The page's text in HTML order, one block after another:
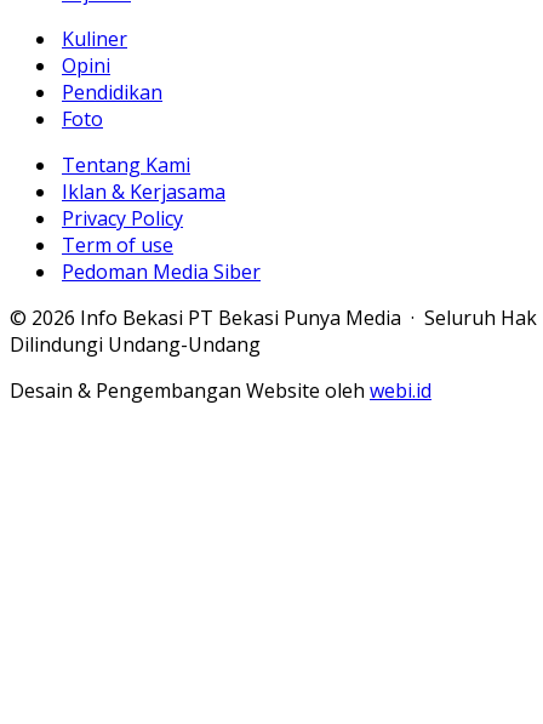
Kuliner
Opini
Pendidikan
Foto
Tentang Kami
Iklan & Kerjasama
Privacy Policy
Term of use
Pedoman Media Siber
© 2026 Info Bekasi PT Bekasi Punya Media · Seluruh Hak
Dilindungi Undang-Undang
Desain & Pengembangan Website oleh webi.id